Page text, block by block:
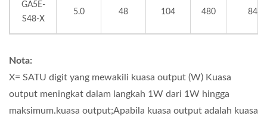
GA5E-
S48-X
5.0 48 104 480 84
Nota:
X= SATU digit yang mewakili kuasa output (W) Kuasa
output meningkat dalam langkah 1W dari 1W hingga
maksimum.kuasa output;Apabila kuasa output adalah kuasa